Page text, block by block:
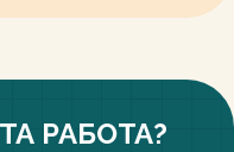
РАБОТА?